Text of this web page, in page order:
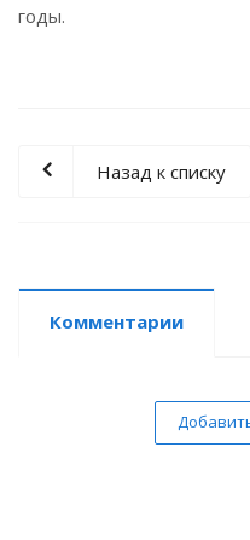
годы.
Назад к списку
Комментарии